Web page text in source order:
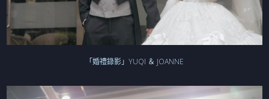
「婚禮錄影」YUQI ＆ JOANNE